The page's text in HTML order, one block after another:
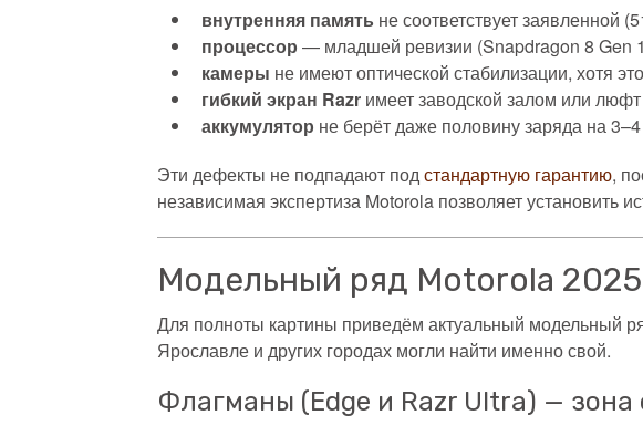
внутренняя память не соответствует заявленной
процессор — младшей ревизии (Snapdragon 8 Gen
камеры не имеют оптической стабилизации, хотя это
гибкий экран Razr имеет заводской залом или
аккумулятор не берёт даже половину заряда на
Эти дефекты не подпадают подстандартную гарантию,
независимая экспертиза Motorola позволяет установить
Модельный ряд Motorola
Для полноты картины приведём актуальный модельный
Ярославле и других городах могли найти именно свой.
Флагманы (Edge и Razr Ultra) — зона